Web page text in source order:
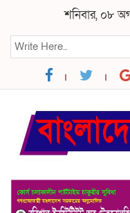
শনিবার, ০৮